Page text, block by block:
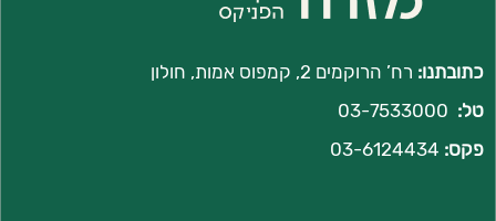
כתובתנו: רח’ הרוקמים 2, קמפוס אמות, חולון
טל: 03-7533000
פקס: